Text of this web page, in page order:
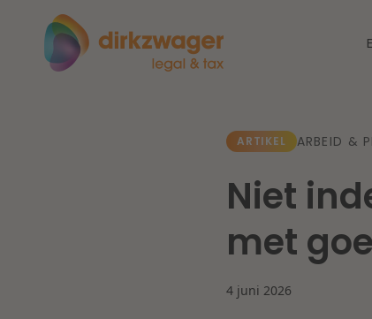
energietransitie
ARTIKEL ARBEID &
Niet
met
4 juni 2026